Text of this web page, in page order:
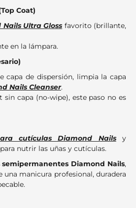
Coat)
Ultra Gloss favorito (brillante,
en la lámpara.
capa de dispersión, limpia la capa
Nails Cleanser.
sin capa (no-wipe), este paso no es
cutículas Diamond Nailsy
nutrir las uñas y cutículas.
semipermanentes Diamond Nails,
una manicura profesional, duradera